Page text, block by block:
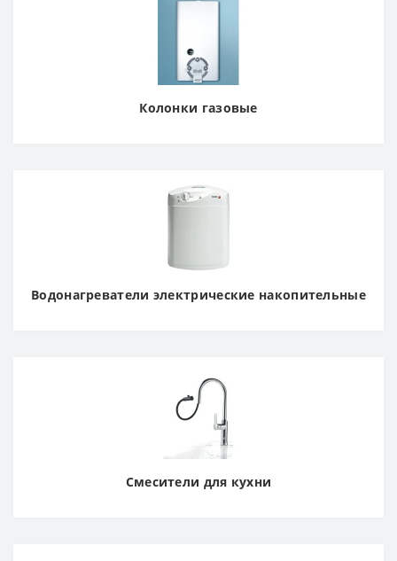
Колонки газовые
Водонагреватели электрические накопительные
Смесители для кухни